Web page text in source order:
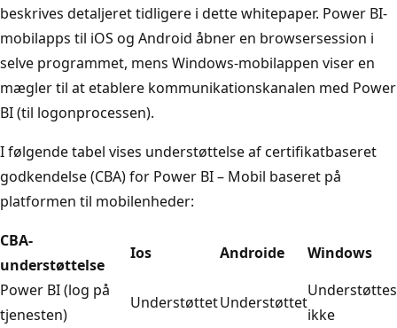
beskrives detaljeret tidligere i dette whitepaper. Power BI-
mobilapps til iOS og Android åbner en browsersession i
selve programmet, mens Windows-mobilappen viser en
mægler til at etablere kommunikationskanalen med Power
BI (til logonprocessen).
I følgende tabel vises understøttelse af certifikatbaseret
godkendelse (CBA) for Power BI – Mobil baseret på
platformen til mobilenheder:
CBA-
understøttelse
Ios Androide
Windows
Power BI (log på
tjenesten)
UnderstøttetUnderstøttet
Understøttes
ikke